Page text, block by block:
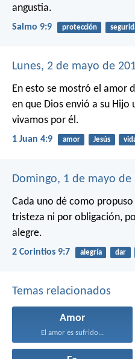
angustia.
Salmo 9:9 protección
Lunes, 2 de mayo de
En esto se mostró el amor
en que Dios envió a su
vivamos por él.
1 Juan 4:9 amor Jesús
Domingo, 1 de mayo de
Cada uno dé como
tristeza ni por obligación,
alegre.
2 Corintios 9:7 alegría dar
Temas relacionados
Amor
El amor es sufrido...